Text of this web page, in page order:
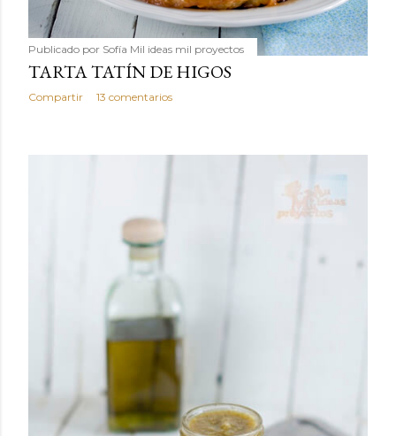
Publicado por Sofía Mil ideas mil proyectos
TARTA TATÍN DE HIGOS
Compartir 13 comentarios